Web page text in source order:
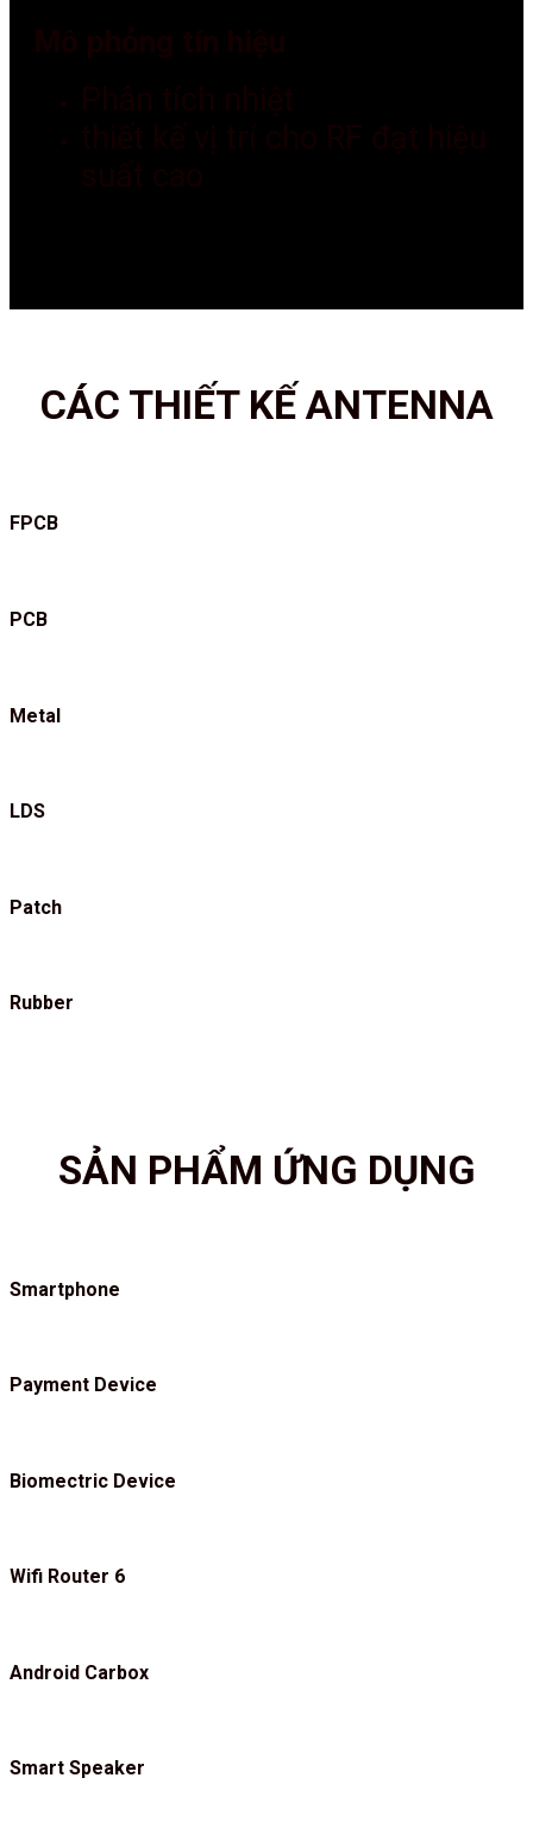
CÁC THIẾT KẾ ANTENNA
FPCB
PCB
Metal
LDS
Patch
Rubber
SẢN PHẨM ỨNG DỤNG
Smartphone
Payment Device
Biomectric Device
Wifi Router 6
Android Carbox
Smart Speaker